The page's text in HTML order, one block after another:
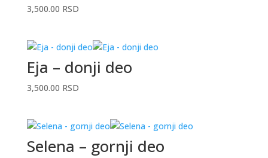
3,500.00 RSD
Eja – donji deo
3,500.00 RSD
Selena – gornji deo